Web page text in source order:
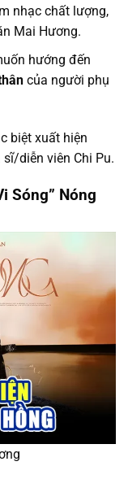
nhạc chất lượng,
Mai Hương.
hướng đến
của người phụ
biệt xuất hiện
diễn viên Chi Pu.
Sóng” Nóng